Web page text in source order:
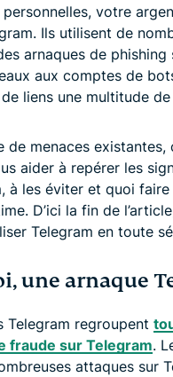
votre
Ils utilisent de
arnaques de phishing
aux comptes de
liens une multitude
de menaces existantes,
aider à repérer les
à les éviter et quoi
D’ici la fin de
Telegram en toute
une arnaque
Telegram regroupent
fraude sur Telegram.
attaques sur